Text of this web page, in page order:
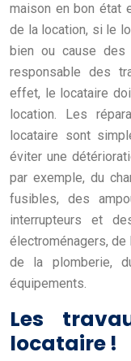
maison en bon état
de la location, si le
bien ou cause des
responsable des
effet, le locataire
location. Les
locataire sont
éviter une
par exemple, du
fusibles, des
interrupteurs et
électroménagers,
de la plomberie,
équipements.
Les
locataire !